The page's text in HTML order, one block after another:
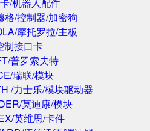
格/控制器/加密狗
摩托罗拉/主板
制接口卡
普罗索夫特
瑞联/模块
/力士乐/模块驱动器
莫迪康/模块
英维思/卡件